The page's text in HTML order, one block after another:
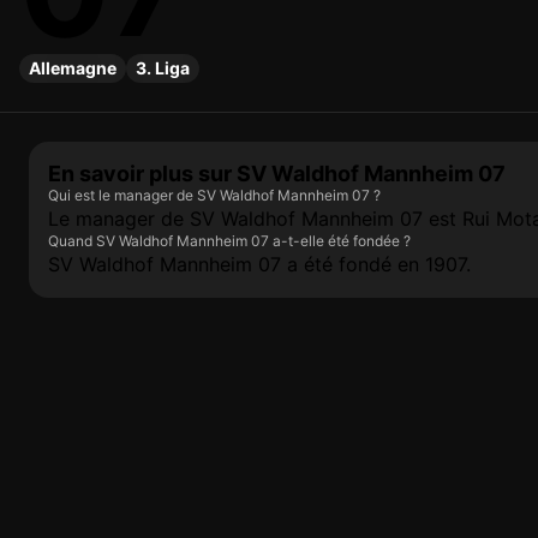
Allemagne 3. Liga
En savoir plus sur SV Waldhof Mannheim 07
Qui est le manager de SV Waldhof Mannheim 07 ?
Le manager de SV Waldhof Mannheim 07 est Rui
Quand SV Waldhof Mannheim 07 a-t-elle été fondée ?
SV Waldhof Mannheim 07 a été fondé en 1907.